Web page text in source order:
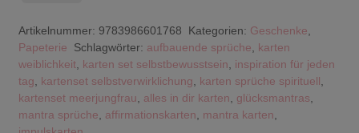
Artikelnummer: 9783986601768 Kategorien: Geschenke,
Papeterie
Schlagwörter: aufbauende sprüche, karten
weiblichkeit, karten set selbstbewusstsein, inspiration für jeden
tag, kartenset selbstverwirklichung, karten sprüche spirituell ,
kartenset meerjungfrau, alles in dir karten, glücksmantras,
mantra sprüche, affirmationskarten, mantra karten,